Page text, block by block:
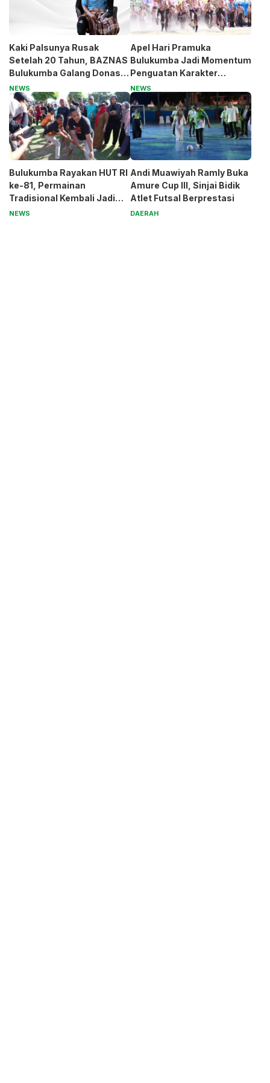
Kaki Palsunya Rusak
Setelah 20 Tahun, BAZNAS
Bulukumba Galang Donasi
untuk Pak Pardi
NEWS
Apel Hari Pramuka
Bulukumba Jadi Momentum
Penguatan Karakter
Generasi Muda
NEWS
Bulukumba Rayakan HUT RI
ke-81, Permainan
Tradisional Kembali Jadi
Magnet
NEWS
Andi Muawiyah Ramly Buka
Amure Cup III, Sinjai Bidik
Atlet Futsal Berprestasi
DAERAH